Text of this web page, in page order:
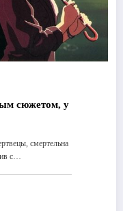
сюжетом, у
смертельна
с…